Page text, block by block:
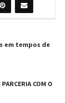
em tempos de
COM O